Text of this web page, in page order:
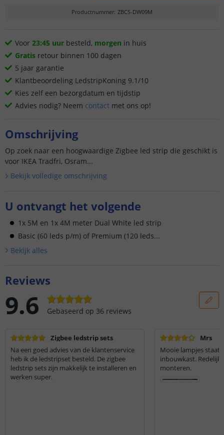
Productnummer: ZBCS-DW09M
Voor 23:45 uur besteld, morgen in huis
Gratis retour binnen 100 dagen
5 jaar garantie
Klantbeoordeling LedstripKoning 9.1/10
Kies zelf een bezorgdatum en tijdstip
Advies nodig? Neem contact met ons op!
Omschrijving
Op zoek naar een hoogwaardige Zigbee led strip die geschikt is
voor IKEA Tradfri, Osram...
Bekijk volledige omschrijving
U ontvangt het volgende
1x 5M en 1x 4M meter Dual White led strip
Basic (60 leds p/m) of Premium (120 leds...
Bekijk alles
Reviews
9.6 Gebaseerd op 36 reviews
Zigbee ledstrip sets
Na een goed advies van de klantenservice
heb ik de ledstripset besteld. De zigbee
ledstrip sets zijn makkelijk te installeren en
werken super.
Mrs
Mooie lampjes staat
inbouwkast. Redelijk
monteren.